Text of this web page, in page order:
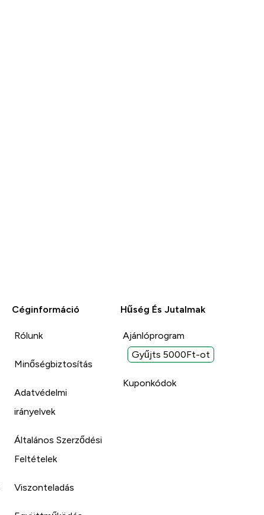
Céginformáció
Rólunk
Minőségbiztosítás
Adatvédelmi
irányelvek
Általános Szerződési
Feltételek
Viszonteladás
Hűség És Jutalmak
Ajánlóprogram
Gyűjts 5000Ft-ot
Kuponkódok